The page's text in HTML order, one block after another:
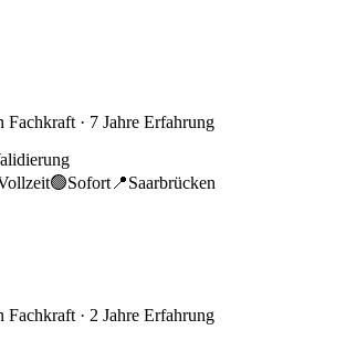
Fachkraft · 7 Jahre Erfahrung
🟢Sofort 📍Saarbrücken
Fachkraft · 2 Jahre Erfahrung